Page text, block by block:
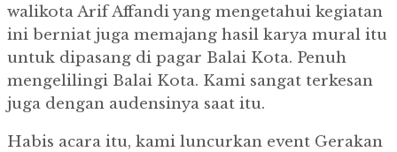
walikota Arif Affandi yang mengetahui kegiatan
ini berniat juga memajang hasil karya mural itu
untuk dipasang di pagar Balai Kota. Penuh
mengelilingi Balai Kota. Kami sangat terkesan
juga dengan audensinya saat itu.
Habis acara itu, kami luncurkan event Gerakan